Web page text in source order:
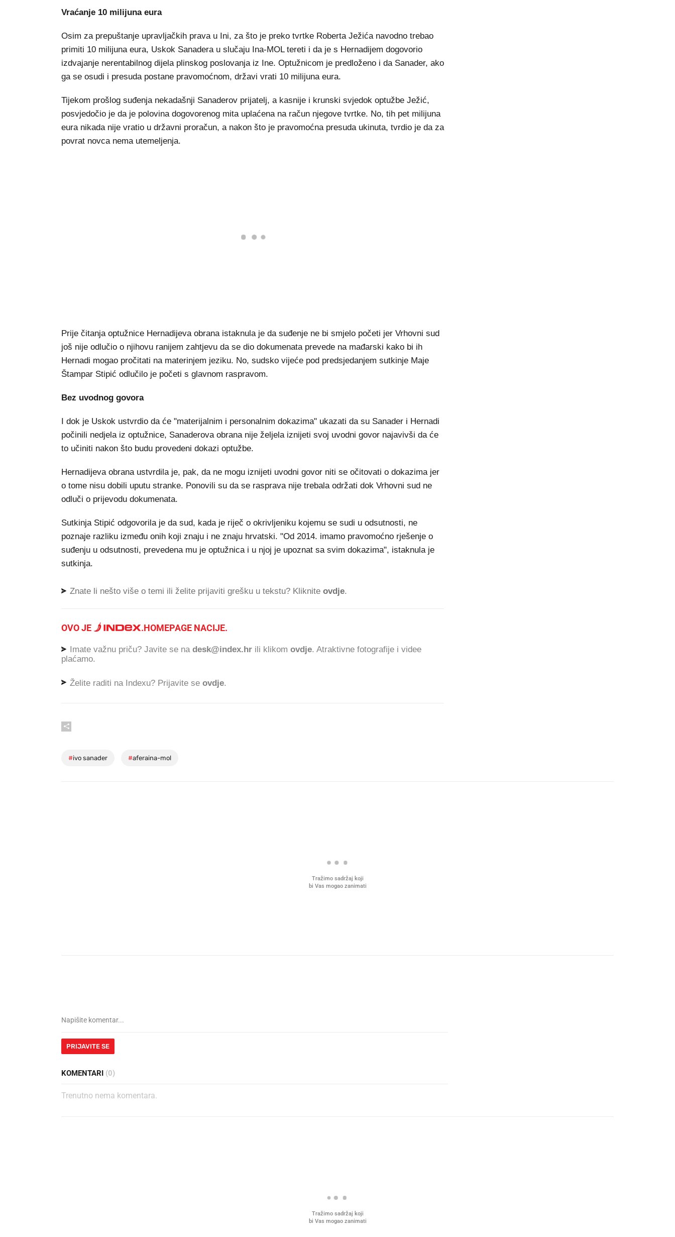
Vraćanje 10 milijuna eura
Osim za prepuštanje upravljačkih prava u Ini, za što je preko tvrtke Roberta Ježića navodno trebao
primiti 10 milijuna eura, Uskok Sanadera u slučaju Ina-MOL tereti i da je s Hernadijem dogovorio
izdvajanje nerentabilnog dijela plinskog poslovanja iz Ine. Optužnicom je predloženo i da Sanader, ako
ga se osudi i presuda postane pravomoćnom, državi vrati 10 milijuna eura.
Tijekom prošlog suđenja nekadašnji Sanaderov prijatelj, a kasnije i krunski svjedok optužbe Ježić,
posvjedočio je da je polovina dogovorenog mita uplaćena na račun njegove tvrtke. No, tih pet milijuna
eura nikada nije vratio u državni proračun, a nakon što je pravomoćna presuda ukinuta, tvrdio je da za
povrat novca nema utemeljenja.
Prije čitanja optužnice Hernadijeva obrana istaknula je da suđenje ne bi smjelo početi jer Vrhovni sud
još nije odlučio o njihovu ranijem zahtjevu da se dio dokumenata prevede na mađarski kako bi ih
Hernadi mogao pročitati na materinjem jeziku. No, sudsko vijeće pod predsjedanjem sutkinje Maje
Štampar Stipić odlučilo je početi s glavnom raspravom.
Bez uvodnog govora
I dok je Uskok ustvrdio da će "materijalnim i personalnim dokazima" ukazati da su Sanader i Hernadi
počinili nedjela iz optužnice, Sanaderova obrana nije željela iznijeti svoj uvodni govor najavivši da će
to učiniti nakon što budu provedeni dokazi optužbe.
Hernadijeva obrana ustvrdila je, pak, da ne mogu iznijeti uvodni govor niti se očitovati o dokazima jer
o tome nisu dobili uputu stranke. Ponovili su da se rasprava nije trebala održati dok Vrhovni sud ne
odluči o prijevodu dokumenata.
Sutkinja Stipić odgovorila je da sud, kada je riječ o okrivljeniku kojemu se sudi u odsutnosti, ne
poznaje razliku između onih koji znaju i ne znaju hrvatski. "Od 2014. imamo pravomoćno rješenje o
suđenju u odsutnosti, prevedena mu je optužnica i u njoj je upoznat sa svim dokazima", istaknula je
sutkinja.
Znate li nešto više o temi ili želite prijaviti grešku u tekstu? Kliknite ovdje.
OVO JE .HOMEPAGE NACIJE.
Imate važnu priču? Javite se na desk@index.hr ili klikom ovdje. Atraktivne fotografije i videe
plaćamo.
Želite raditi na Indexu? Prijavite se ovdje.
#ivo sanader #aferaina-mol
Tražimo sadržaj koji
bi Vas mogao zanimati
PRIJAVITE SE
KOMENTARI (0)
Trenutno nema komentara.
Tražimo sadržaj koji
bi Vas mogao zanimati